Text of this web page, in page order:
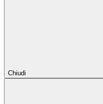
Chiudi